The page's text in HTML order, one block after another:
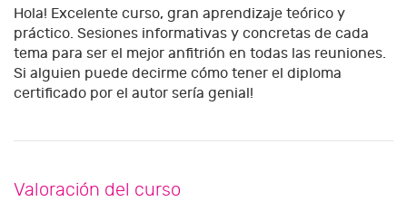
Hola! Excelente curso, gran aprendizaje teórico y
práctico. Sesiones informativas y concretas de cada
tema para ser el mejor anfitrión en todas las reuniones.
Si alguien puede decirme cómo tener el diploma
certificado por el autor sería genial!
Valoración del curso